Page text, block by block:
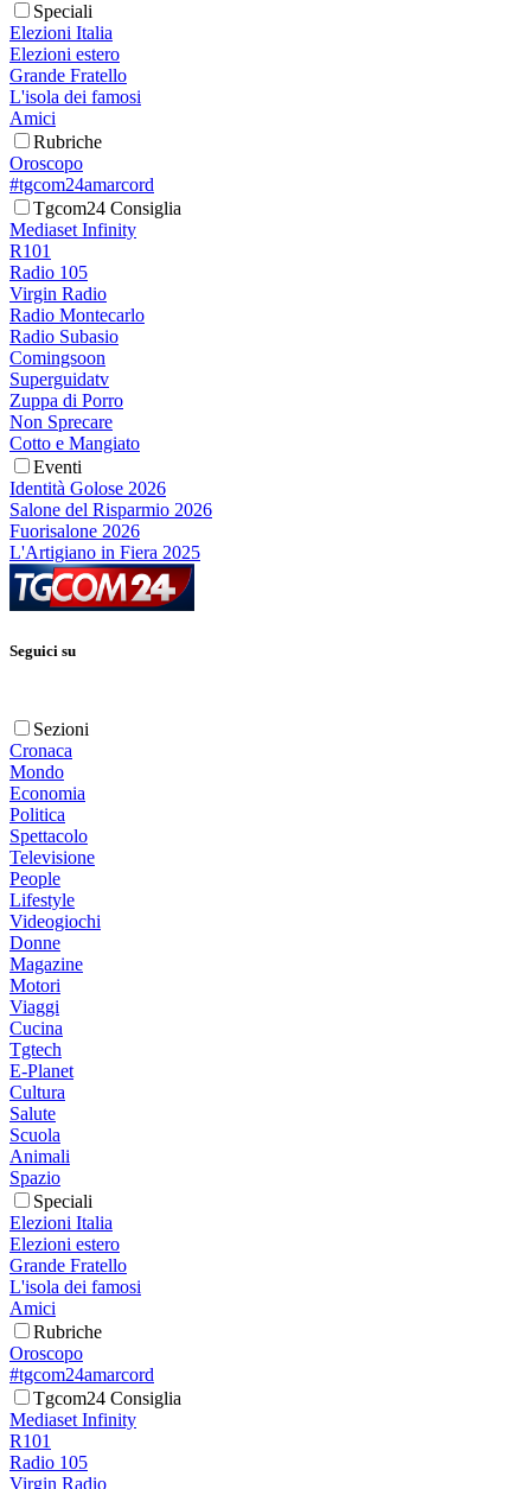
Speciali
Elezioni Italia
Elezioni estero
Grande Fratello
L'isola dei famosi
Amici
Rubriche
Oroscopo
#tgcom24amarcord
Tgcom24 Consiglia
Mediaset Infinity
R101
Radio 105
Virgin Radio
Radio Montecarlo
Radio Subasio
Comingsoon
Superguidatv
Zuppa di Porro
Non Sprecare
Cotto e Mangiato
Eventi
Identità Golose 2026
Salone del Risparmio 2026
Fuorisalone 2026
L'Artigiano in Fiera 2025
Seguici su
Sezioni
Cronaca
Mondo
Economia
Politica
Spettacolo
Televisione
People
Lifestyle
Videogiochi
Donne
Magazine
Motori
Viaggi
Cucina
Tgtech
E-Planet
Cultura
Salute
Scuola
Animali
Spazio
Speciali
Elezioni Italia
Elezioni estero
Grande Fratello
L'isola dei famosi
Amici
Rubriche
Oroscopo
#tgcom24amarcord
Tgcom24 Consiglia
Mediaset Infinity
R101
Radio 105
Virgin Radio